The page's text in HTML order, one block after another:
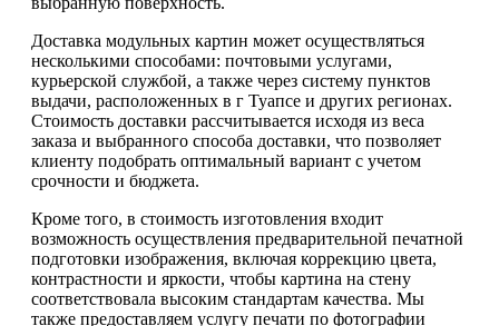
Доставка модульных картин может осуществляться
несколькими способами: почтовыми услугами,
курьерской службой, а также через систему пунктов
выдачи, расположенных в г Туапсе и других регионах.
Стоимость доставки рассчитывается исходя из веса
заказа и выбранного способа доставки, что позволяет
клиенту подобрать оптимальный вариант с учетом
срочности и бюджета.
Кроме того, в стоимость изготовления входит
возможность осуществления предварительной печатной
подготовки изображения, включая коррекцию цвета,
контрастности и яркости, чтобы картина на стену
соответствовала высоким стандартам качества. Мы
также предоставляем услугу печати по фотографии